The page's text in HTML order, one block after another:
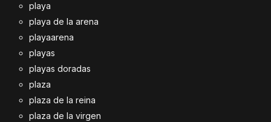
playa
playa de la arena
playaarena
playas
playas doradas
plaza
plaza de la reina
plaza de la virgen